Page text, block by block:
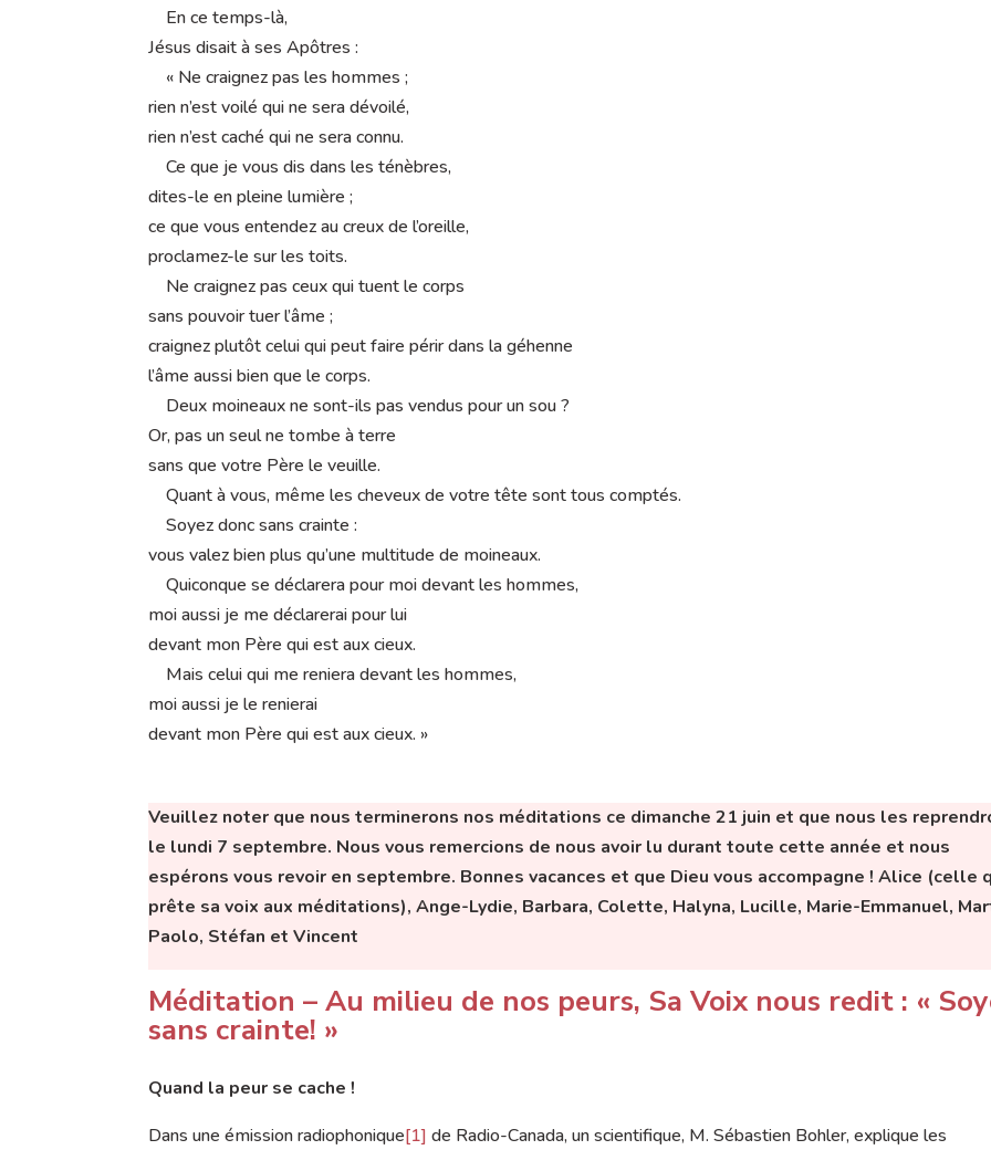
En ce temps-là,
Jésus disait à ses Apôtres :
« Ne craignez pas les hommes ;
rien n’est voilé qui ne sera dévoilé,
rien n’est caché qui ne sera connu.
Ce que je vous dis dans les ténèbres,
dites-le en pleine lumière ;
ce que vous entendez au creux de l’oreille,
proclamez-le sur les toits.
Ne craignez pas ceux qui tuent le corps
sans pouvoir tuer l’âme ;
craignez plutôt celui qui peut faire périr dans la géhenne
l’âme aussi bien que le corps.
Deux moineaux ne sont-ils pas vendus pour un sou ?
Or, pas un seul ne tombe à terre
sans que votre Père le veuille.
Quant à vous, même les cheveux de votre tête sont tous comptés.
Soyez donc sans crainte :
vous valez bien plus qu’une multitude de moineaux.
Quiconque se déclarera pour moi devant les hommes,
moi aussi je me déclarerai pour lui
devant mon Père qui est aux cieux.
Mais celui qui me reniera devant les hommes,
moi aussi je le renierai
devant mon Père qui est aux cieux. »
Veuillez noter que nous terminerons nos méditations ce dimanche 21 juin et que nous les
le lundi 7 septembre. Nous vous remercions de nous avoir lu durant toute cette année et nous
espérons vous revoir en septembre. Bonnes vacances et que Dieu vous accompagne ! Alice (celle
prête sa voix aux méditations), Ange-Lydie, Barbara, Colette, Halyna, Lucille, Marie-Emmanuel,
Paolo, Stéfan et Vincent
Méditation – Au milieu de nos peurs, Sa Voix nous redit : «
sans crainte! »
Quand la peur se cache !
Dans une émission radiophonique[1] de Radio-Canada, un scientifique, M. Sébastien Bohler, explique les